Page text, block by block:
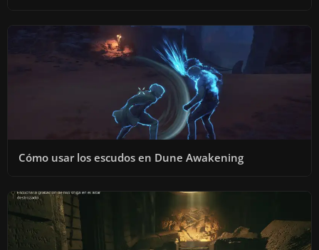
Cómo usar los escudos en Dune Awakening